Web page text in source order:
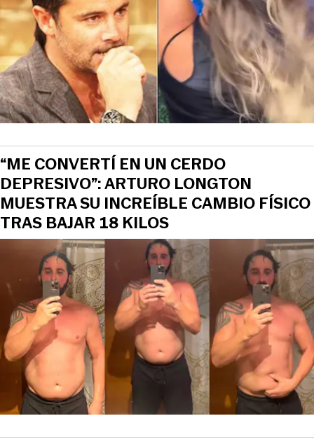
“ME CONVERTÍ EN UN CERDO
DEPRESIVO”: ARTURO LONGTON
MUESTRA SU INCREÍBLE CAMBIO FÍSICO
TRAS BAJAR 18 KILOS